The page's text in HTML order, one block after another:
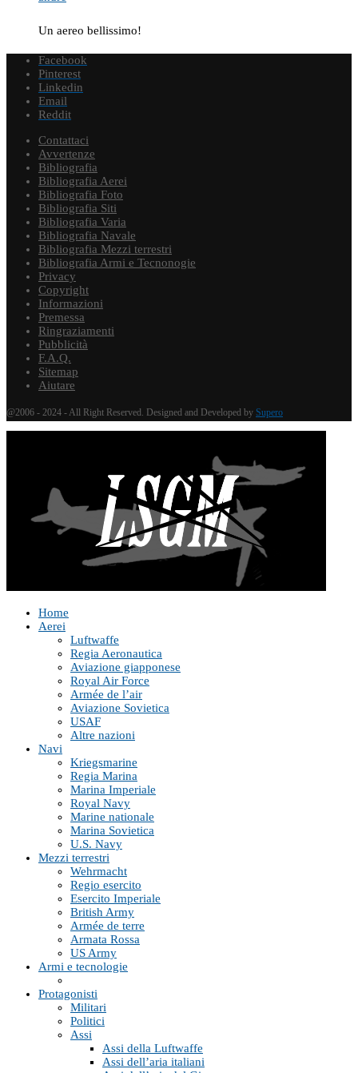
Un aereo bellissimo!
Facebook
Pinterest
Linkedin
Email
Reddit
Contattaci
Avvertenze
Bibliografia
Bibliografia Aerei
Bibliografia Foto
Bibliografia Siti
Bibliografia Varia
Bibliografia Navale
Bibliografia Mezzi terrestri
Bibliografia Armi e Tecnonogie
Privacy
Copyright
Informazioni
Premessa
Ringraziamenti
Pubblicità
F.A.Q.
Sitemap
Aiutare
@2006 - 2024 - All Right Reserved. Designed and Developed by Supero
Home
Aerei
Luftwaffe
Regia Aeronautica
Aviazione giapponese
Royal Air Force
Armée de l’air
Aviazione Sovietica
USAF
Altre nazioni
Navi
Kriegsmarine
Regia Marina
Marina Imperiale
Royal Navy
Marine nationale
Marina Sovietica
U.S. Navy
Mezzi terrestri
Wehrmacht
Regio esercito
Esercito Imperiale
British Army
Armée de terre
Armata Rossa
US Army
Armi e tecnologie
Protagonisti
Militari
Politici
Assi
Assi della Luftwaffe
Assi dell’aria italiani